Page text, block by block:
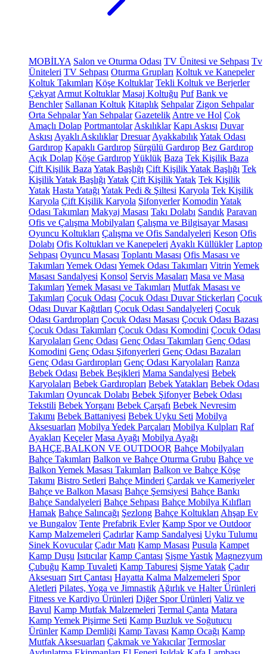
MOBİLYA Salon ve Oturma Odası TV Ünitesi ve Sehpası Tv
Üniteleri TV Sehpası Oturma Grupları Koltuk ve Kanepeler
Koltuk Takımları Köşe Koltuklar Tekli Koltuk ve Berjerler
Çekyat Armut Koltuklar Masaj Koltuğu Puf Bank ve
Benchler Sallanan Koltuk Kitaplık Sehpalar Zigon Sehpalar
Orta SehpalarYan Sehpalar Gazetelik Antre ve Hol Çok
Amaçlı Dolap Portmantolar Askılıklar Kapı Askısı Duvar
Askısı Ayaklı Askılıklar Dresuar AyakkabılıkYatak Odası
Gardırop Kapaklı Gardırop Sürgülü Gardırop Bez Gardırop
Açık Dolap Köşe GardıropYüklük Baza Tek Kişilik Baza
Çift Kişilik Baza Yatak Başlığı Çift Kişilik Yatak Başlığı Tek
Kişilik Yatak Başlığı Yatak Çift Kişilik Yatak Tek Kişilik
Yatak Hasta Yatağı Yatak Pedi & Şiltesi Karyola Tek Kişilik
Karyola Çift Kişilik Karyola Şifonyerler Komodin Yatak
Odası Takımları Makyaj Masası Takı Dolabı Sandık Paravan
Ofis ve Çalışma Mobilyaları Çalışma ve Bilgisayar Masası
Oyuncu Koltukları Çalışma ve Ofis Sandalyeleri Keson Ofis
Dolabı Ofis Koltukları ve Kanepeleri Ayaklı Küllükler Laptop
Sehpası Oyuncu Masası Toplantı Masası Ofis Masası ve
Takımları Yemek Odası Yemek Odası Takımları Vitrin Yemek
Masası Sandalyesi Konsol Servis Masaları Masa ve Masa
Takımları Yemek Masası ve Takımları Mutfak Masası ve
Takımları Çocuk Odası Çocuk Odası Duvar Stickerları Çocuk
Odası Duvar Kağıtları Çocuk Odası Sandalyeleri Çocuk
Odası Gardıropları Çocuk Odası Masası Çocuk Odası Bazası
Çocuk Odası Takımları Çocuk Odası Komodini Çocuk Odası
Karyolaları Genç Odası Genç Odası Takımları Genç Odası
Komodini Genç Odası Şifonyerleri Genç Odası Bazaları
Genç Odası Gardıropları Genç Odası Karyolaları Ranza
Bebek Odası Bebek Beşikleri Mama Sandalyesi Bebek
Karyolaları Bebek Gardıropları Bebek Yatakları Bebek Odası
Takımları Oyuncak Dolabı Bebek Şifonyer Bebek Odası
Tekstili Bebek Yorganı Bebek Çarşafı Bebek Nevresim
Takımı Bebek Battaniyesi Bebek Uyku Seti Mobilya
Aksesuarları Mobilya Yedek Parçaları Mobilya Kulpları Raf
Ayakları Keçeler Masa Ayağı Mobilya Ayağı
BAHÇE,BALKON VE OUTDOOR Bahçe Mobilyaları
Bahçe Takımları Balkon ve Bahçe Oturma Grubu Bahçe ve
Balkon Yemek Masası Takımları Balkon ve Bahçe Köşe
Takımı Bistro Setleri Bahçe Minderi Çardak ve Kameriyeler
Bahçe ve Balkon Masası Bahçe Şemsiyesi Bahçe Bankı
Bahçe Sandalyeleri Bahçe Sehpası Bahçe Mobilya Kılıfları
Hamak Bahçe Salıncağı Şezlong Bahçe Koltukları Ahşap Ev
ve Bungalov Tente Prefabrik Evler Kamp Spor ve Outdoor
Kamp Malzemeleri Çadırlar Kamp Sandalyesi Uyku Tulumu
Sinek Kovucular Çadır Matı Kamp Masası Pusula Kampet
Kamp Duşu Isıtıcılar Kamp Çantası Şişme Yastık Magnezyum
Çubuğu Kamp Tuvaleti Kamp Taburesi Şişme Yatak Çadır
Aksesuarı Sırt Çantası Hayatta Kalma Malzemeleri Spor
Aletleri Pilates, Yoga ve Jimnastik Ağırlık ve Halter Ürünleri
Fitness ve Kardiyo Ürünleri Diğer Spor Ürünleri Valiz ve
Bavul Kamp Mutfak Malzemeleri Termal Çanta Matara
Kamp Yemek Pişirme Seti Kamp Buzluk ve Soğutucu
Ürünler Kamp Demliği Kamp Tavası Kamp Ocağı Kamp
Mutfak Aksesuarları Çakmak ve Yakıcılar Termoslar